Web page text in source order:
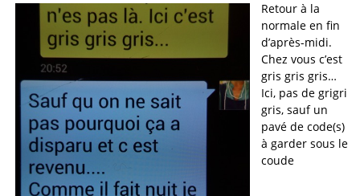
Retour à la
normale en fin
d’après-midi.
Chez vous c’est
gris gris gris…
Ici, pas de grigri
gris, sauf un
pavé de code(s)
à garder sous le
coude